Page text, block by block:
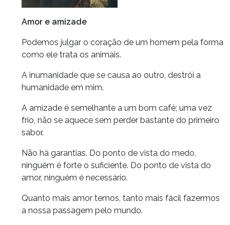
Amor e amizade
Podemos julgar o coração de um homem pela forma
como ele trata os animais.
A inumanidade que se causa ao outro, destrói a
humanidade em mim.
A amizade é semelhante a um bom café; uma vez
frio, não se aquece sem perder bastante do primeiro
sabor.
Não há garantias. Do ponto de vista do medo,
ninguém é forte o suficiente. Do ponto de vista do
amor, ninguém é necessário.
Quanto mais amor temos, tanto mais fácil fazermos
a nossa passagem pelo mundo.